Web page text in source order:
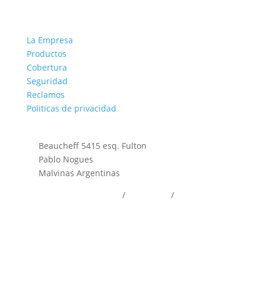
La Empresa
Productos
Cobertura
Seguridad
Reclamos
Politicas de privacidad
Beaucheff 5415 esq. Fulton
Pablo Nogues
Malvinas Argentinas
/ /